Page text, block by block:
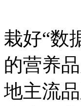
栽好“数
的营养
地主流